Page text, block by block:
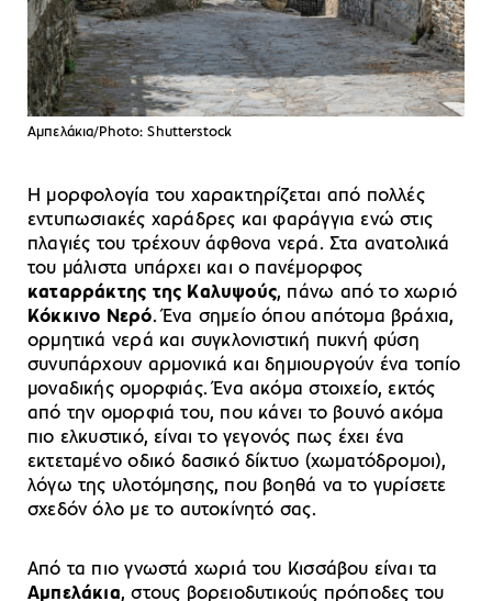
Αμπελάκια/Photo: Shutterstock
Η μορφολογία του χαρακτηρίζεται από πολλές
εντυπωσιακές χαράδρες και φαράγγια ενώ στις
πλαγιές του τρέχουν άφθονα νερά. Στα ανατολικά
του μάλιστα υπάρχει και ο πανέμορφος
καταρράκτης της Καλυψούς, πάνω από το χωριό
Κόκκινο Νερό. Ένα σημείο όπου απότομα βράχια,
ορμητικά νερά και συγκλονιστική πυκνή φύση
συνυπάρχουν αρμονικά και δημιουργούν ένα τοπίο
μοναδικής ομορφιάς. Ένα ακόμα στοιχείο, εκτός
από την ομορφιά του, που κάνει το βουνό ακόμα
πιο ελκυστικό, είναι το γεγονός πως έχει ένα
εκτεταμένο οδικό δασικό δίκτυο (χωματόδρομοι),
λόγω της υλοτόμησης, που βοηθά να το γυρίσετε
σχεδόν όλο με το αυτοκίνητό σας.
Από τα πιο γνωστά χωριά του Κισσάβου είναι τα
Αμπελάκια, στους βορειοδυτικούς πρόποδες του